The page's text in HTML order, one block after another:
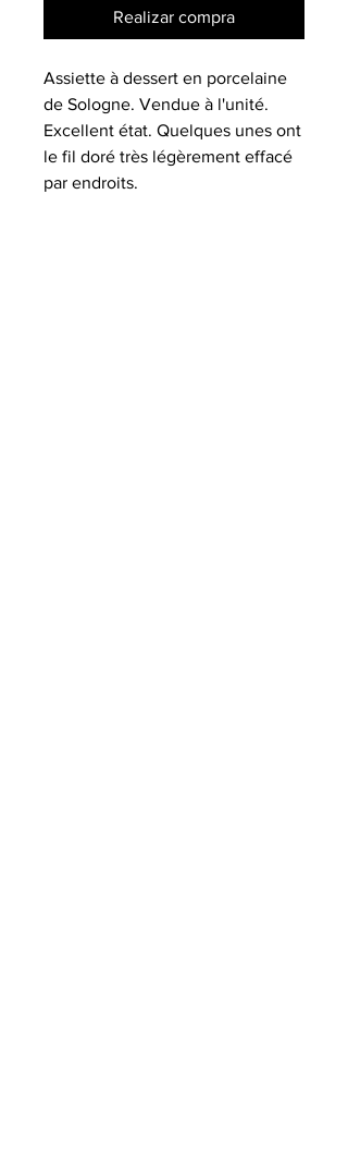
Realizar compra
Assiette à dessert en porcelaine
de Sologne. Vendue à l'unité.
Excellent état. Quelques unes ont
le fil doré très légèrement effacé
par endroits.